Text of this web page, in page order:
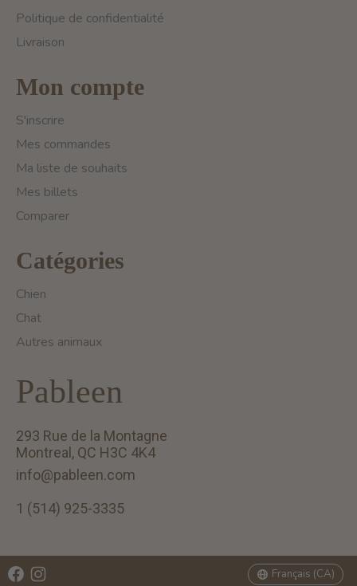
Politique de confidentialité
Livraison
Mon compte
S'inscrire
Mes commandes
Ma liste de souhaits
Mes billets
Comparer
Catégories
Chien
Chat
Autres animaux
Pableen
293 Rue de la Montagne
Montreal, QC H3C 4K4
info@pableen.com
1 (514) 925-3335
Français (CA)